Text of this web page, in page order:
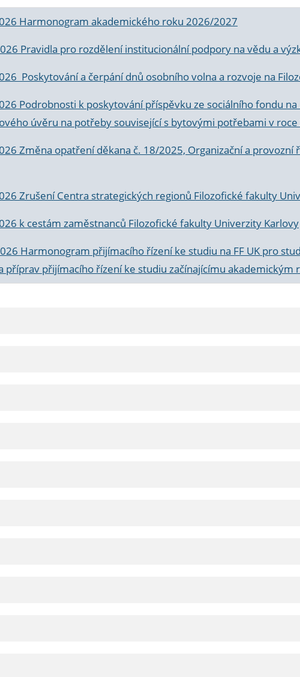
Harmonogram akademického roku 2026/2027
Pravidla pro rozdělení institucionální podpory na vědu a
Poskytování a čerpání dnů osobního volna a rozvoje na
Podrobnosti k poskytování příspěvku ze sociálního fondu
úvěru na potřeby související s bytovými potřebami v roce
Změna opatření děkana č. 18/2025, Organizační a
Zrušení Centra strategických regionů Filozofické fakulty
k cestám zaměstnanců Filozofické fakulty Univerzity Karlovy
Harmonogram přijímacího řízení ke studiu na FF UK pro
příprav přijímacího řízení ke studiu začínajícímu akademickým